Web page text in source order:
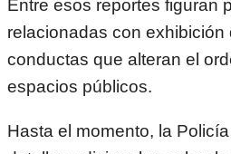
Entre esos reportes figuran
relacionadas con exhibición
conductas que alteran el
espacios públicos.
Hasta el momento, la